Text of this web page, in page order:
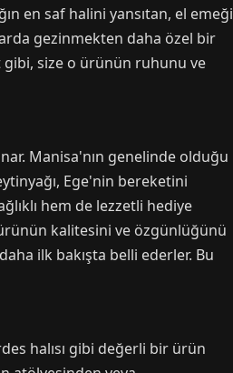
en saf halini yansıtan, el emeği
gezinmekten daha özel bir
gibi, size o ürünün ruhunu ve
Manisa'nın genelinde olduğu
Ege'nin bereketini
hem de lezzetli hediye
kalitesini ve özgünlüğünü
ilk bakışta belli ederler. Bu
halısı gibi değerli bir ürün